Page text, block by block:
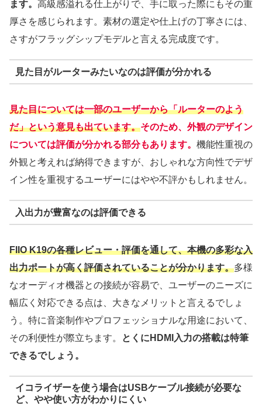
ます。 高級感溢れる仕上がりで、手に取った際にもその重
厚さを感じられます。素材の選定や仕上げの丁寧さには、
さすがフラッグシップモデルと言える完成度です。
見た目がルーターみたいなのは評価が分かれる
見た目については一部のユーザーから「ルーターのよう
だ」という意見も出ています。そのため、外観のデザイン
については評価が分かれる部分もあります。 機能性重視の
外観と考えれば納得できますが、おしゃれな方向性でデザ
イン性を重視するユーザーにはやや不評かもしれません。
入出力が豊富なのは評価できる
FIIO K19の各種レビュー・評価を通して、本機の多彩な入
出力ポートが高く評価されていることが分かります。多様
なオーディオ機器との接続が容易で、ユーザーのニーズに
幅広く対応できる点は、大きなメリットと言えるでしょ
う。特に音楽制作やプロフェッショナルな用途において、
その利便性が際立ちます。
とくにHDMI入力の搭載は特筆
できるでしょう。
イコライザーを使う場合はUSBケーブル接続が必要な
ど、やや使い方がわかりにくい